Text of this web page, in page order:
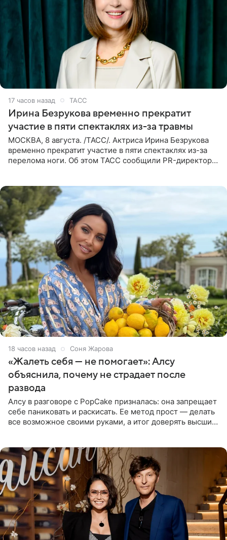
17 часов назад ТАСС
Ирина Безрукова временно прекратит
участие в пяти спектаклях из-за травмы
МОСКВА, 8 августа. /ТАСС/. Актриса Ирина Безрукова
временно прекратит участие в пяти спектаклях из-за
перелома ноги. Об этом ТАСС сообщили PR-директор
18 часов назад Соня Жарова
«Жалеть себя — не помогает»: Алсу
объяснила, почему не страдает после
развода
Алсу в разговоре с PopCake призналась: она запрещает
себе паниковать и раскисать. Ее метод прост — делать
все возможное своими руками, а итог доверять высшим